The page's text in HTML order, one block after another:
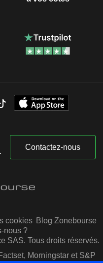
Contactez-nous
cookies Blog Zonebourse
nous ?
SAS. Tous droits réservés.
Morningstar et S&P